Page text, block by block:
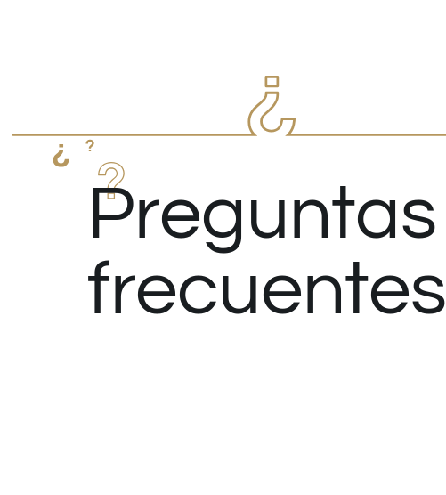
Preguntas
frecuentes